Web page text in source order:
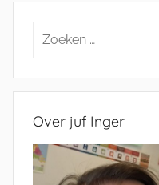
Zoeken
Over juf Inger